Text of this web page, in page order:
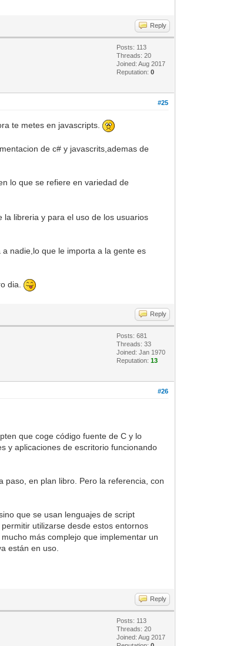
Reply
Posts: 113
Threads: 20
Joined: Aug 2017
Reputation:0
#25
te metes en javascripts.
de c# y javascrits,ademas de
lo que se refiere en variedad de
libreria y para el uso de los usuarios
nadie,lo que le importa a la gente es
dia.
Reply
Posts: 681
Threads: 33
Joined: Jan 1970
Reputation:13
#26
que coge código fuente de C y lo
y aplicaciones de escritorio funcionando
paso, en plan libro. Pero la referencia, con
que se usan lenguajes de script
utilizarse desde estos entornos
más complejo que implementar un
están en uso.
Reply
Posts: 113
Threads: 20
Joined: Aug 2017